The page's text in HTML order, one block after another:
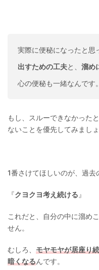
実際に便秘になったと思
出すための工夫と、 溜め
心の便秘も一緒なんです。
もし、スルーできなかった
ないことを優先してみましょ
1番さけてほしいのが、過去
『クヨクヨ考え続ける 』
これだと、自分の中に溜め
せん。
むしろ、 モヤモヤが居座り
暗くなるんです。